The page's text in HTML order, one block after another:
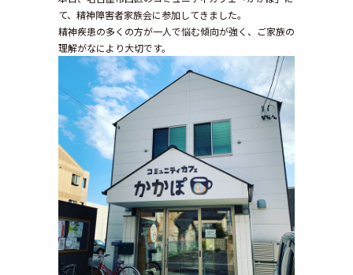
て、精神障害者家族会に参加してきました。
精神疾患の多くの方が一人で悩む傾向が強く、ご家族の
理解がなにより大切です。